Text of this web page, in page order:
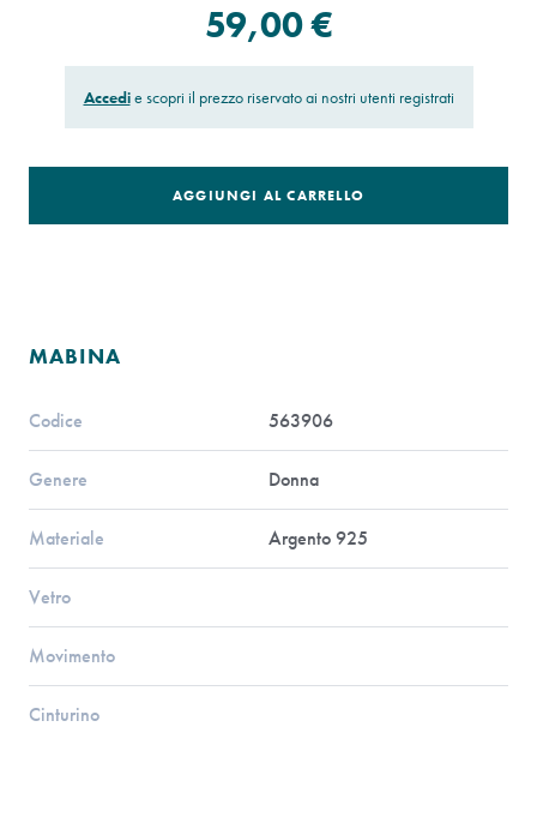
59,00 €
Accedie scopri il prezzo riservato ai nostri utenti registrati
AGGIUNGI AL CARRELLO
MABINA
Codice 563906
Genere Donna
Materiale Argento 925
Vetro
Movimento
Cinturino